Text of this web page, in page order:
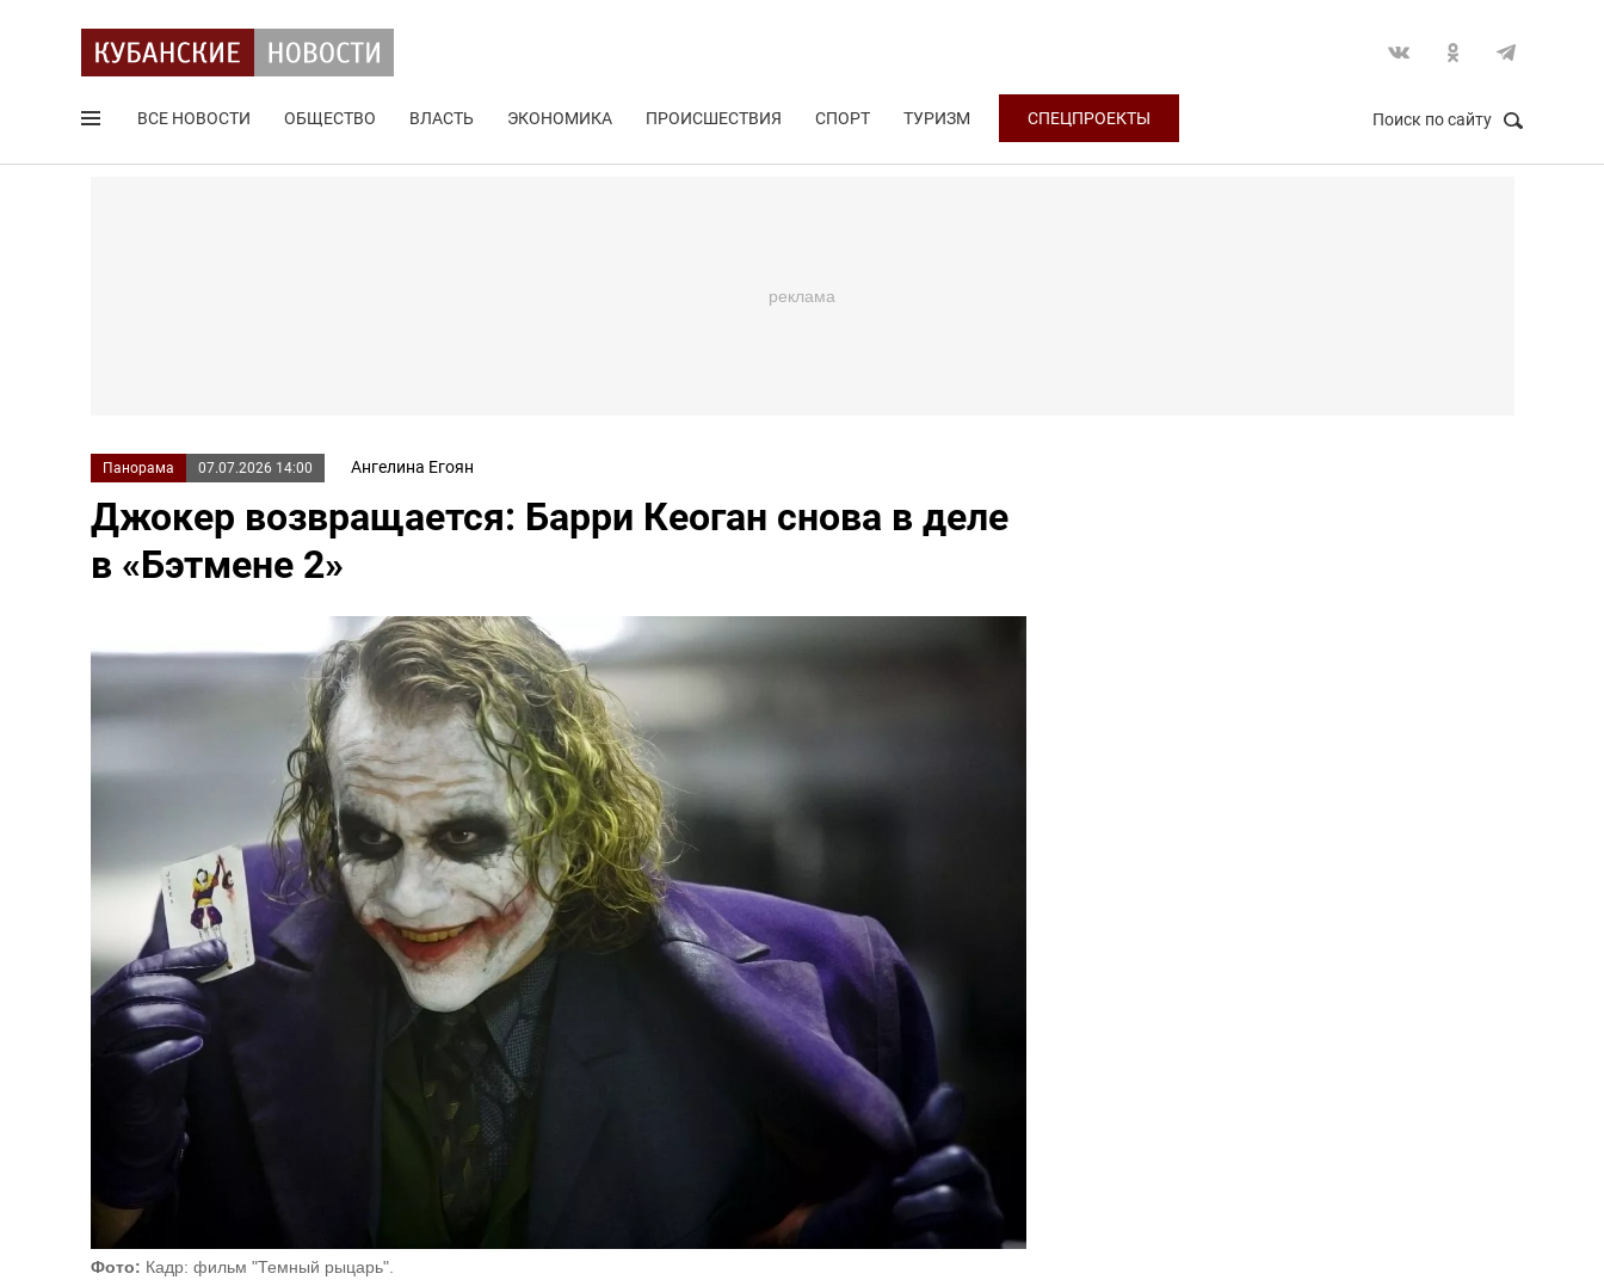
ВСЕ НОВОСТИ ОБЩЕСТВО ВЛАСТЬ ЭКОНОМИКА ПРОИСШЕСТВИЯ СПОРТ ТУРИЗМ СПЕЦПРОЕКТЫ Поиск по сайту
Панорама 07.07.2026 14:00 Ангелина Егоян
Джокер возвращается: Барри Кеоган снова в деле
в «Бэтмене 2»
Фото: Кадр: фильм "Темный рыцарь".